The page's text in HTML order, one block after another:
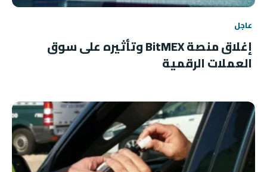
عاجل
إغلاق منصة BitMEX وتأثيره على سوق
العملات الرقمية